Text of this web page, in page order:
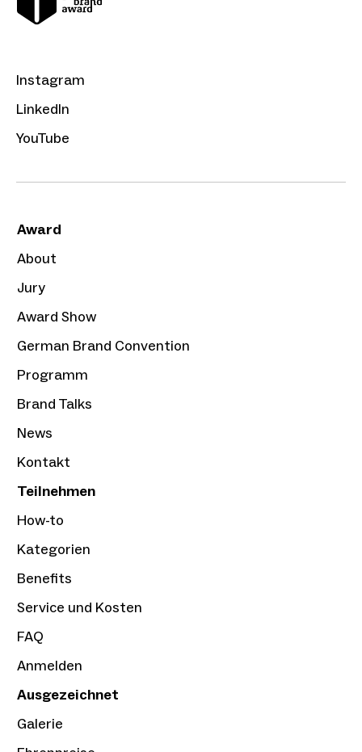
Instagram
LinkedIn
YouTube
Award
About
Jury
Award Show
German Brand Convention
Programm
Brand Talks
News
Kontakt
Teilnehmen
How-to
Kategorien
Benefits
Service und Kosten
FAQ
Anmelden
Ausgezeichnet
Galerie